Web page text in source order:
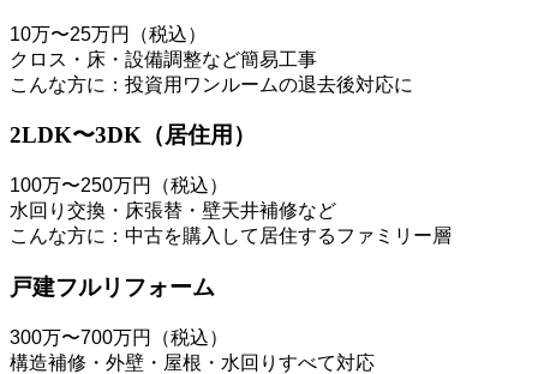
10万〜25万円（税込）
クロス・床・設備調整など簡易工事
こんな方に：投資用ワンルームの退去後対応に
2LDK〜3DK（居住用）
100万〜250万円（税込）
水回り交換・床張替・壁天井補修など
こんな方に：中古を購入して居住するファミリー層
戸建フルリフォーム
300万〜700万円（税込）
構造補修・外壁・屋根・水回りすべて対応